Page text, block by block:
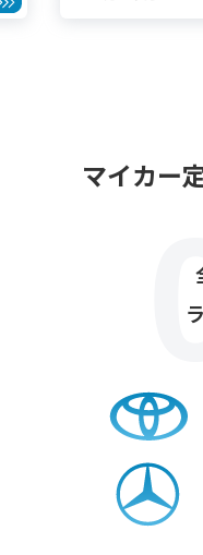
マイカー